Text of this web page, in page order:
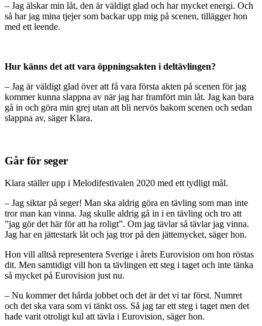
– Jag älskar min låt, den är väldigt glad och har mycket energi. Och
så har jag mina tjejer som backar upp mig på scenen, tillägger hon
med ett leende.
Hur känns det att vara öppningsakten i deltävlingen?
– Jag är väldigt glad över att få vara första akten på scenen för jag
kommer kunna slappna av när jag har framfört min låt. Jag kan bara
gå in och göra min grej utan att bli nervös bakom scenen och sedan
slappna av, säger Klara.
Går för seger
Klara ställer upp i Melodifestivalen 2020 med ett tydligt mål.
– Jag siktar på seger! Man ska aldrig göra en tävling som man inte
tror man kan vinna. Jag skulle aldrig gå in i en tävling och tro att
”jag gör det här för att ha roligt”. Om jag tävlar så tävlar jag vinna.
Jag har en jättestark låt och jag tror på den jättemycket, säger hon.
Hon vill alltså representera Sverige i årets Eurovision om hon röstas
dit. Men samtidigt vill hon ta tävlingen ett steg i taget och inte tänka
så mycket på Eurovision just nu.
– Nu kommer det hårda jobbet och det är det vi tar först. Numret
och det ska vara som vi tänkt oss. Så jag tar ett steg i taget men det
hade varit otroligt kul att tävla i Eurovision, säger hon.